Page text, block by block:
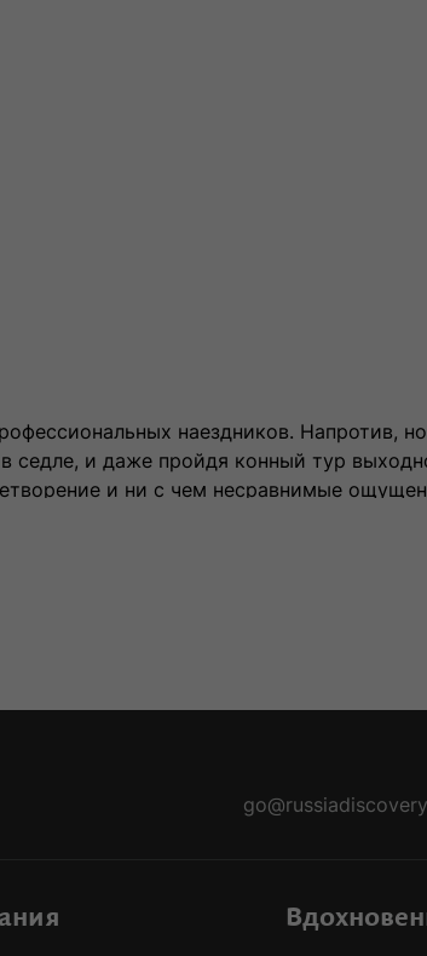
наездников. Напротив,
седле, и даже пройдя конный тур
и ни с чем несравнимые
– сказочная атмосфера.